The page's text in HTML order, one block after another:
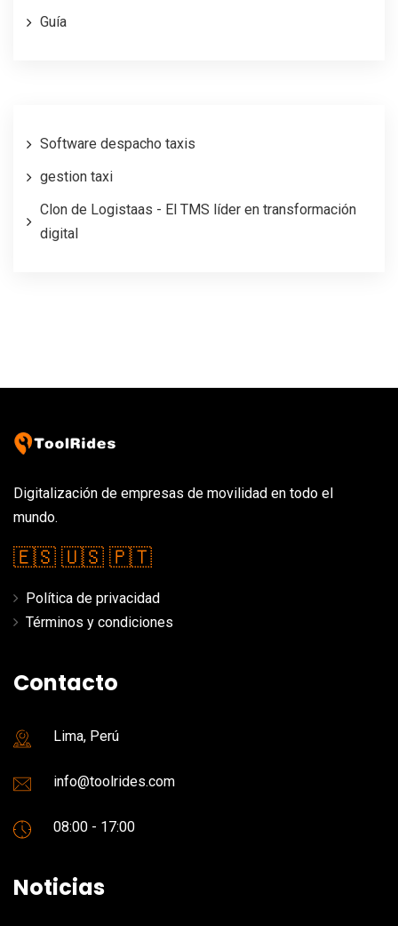
Guía
Software despacho taxis
gestion taxi
Clon de Logistaas - El TMS líder en transformación
digital
Digitalización de empresas de movilidad en todo el
mundo.
🇪🇸 🇺🇸 🇵🇹
Política de privacidad
Términos y condiciones
Contacto
Lima, Perú
info@toolrides.com
08:00 - 17:00
Noticias